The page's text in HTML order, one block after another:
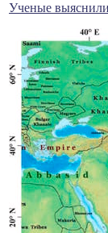
Ученые